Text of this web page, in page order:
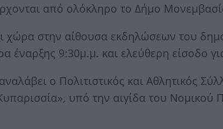
από ολόκληρο το Δήμο
χώρα στην αίθουσα εκδηλώσεων του
έναρξης 9:30μ.μ. και ελεύθερη είσοδο
ο Πολιτιστικός και Αθλητικός
υπό την αιγίδα του